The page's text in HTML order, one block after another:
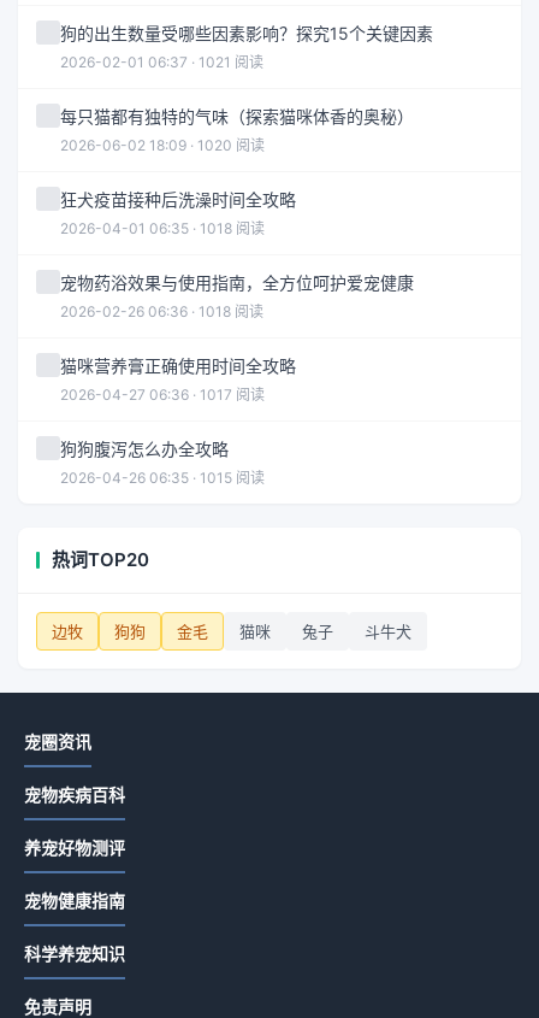
狗的出生数量受哪些因素影响？探究15个关键因素
2026-02-01 06:37 · 1021 阅读
每只猫都有独特的气味（探索猫咪体香的奥秘）
2026-06-02 18:09 · 1020 阅读
狂犬疫苗接种后洗澡时间全攻略
2026-04-01 06:35 · 1018 阅读
宠物药浴效果与使用指南，全方位呵护爱宠健康
2026-02-26 06:36 · 1018 阅读
猫咪营养膏正确使用时间全攻略
2026-04-27 06:36 · 1017 阅读
狗狗腹泻怎么办全攻略
2026-04-26 06:35 · 1015 阅读
热词TOP20
边牧 狗狗 金毛 猫咪 兔子 斗牛犬
宠圈资讯
宠物疾病百科
养宠好物测评
宠物健康指南
科学养宠知识
免责声明